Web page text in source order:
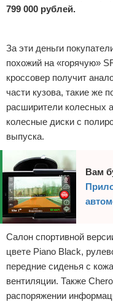
799 000 рублей.
За эти деньги
похожий на «горячую»
кроссовер получит
части кузова, такие же
расширители колесных
колесные диски с
выпуска.
Вам
Салон спортивной
цвете Piano Black,
передние сиденья с
вентиляции. Также
распоряжении